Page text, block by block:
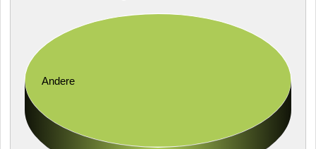
Andere